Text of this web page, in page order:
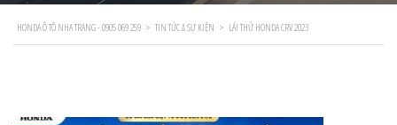
HONDA Ô TÔ NHA TRANG - 0905 069 259 > TIN TỨC & SỰ KIỆN > LÁI THỬ HONDA CRV 2023